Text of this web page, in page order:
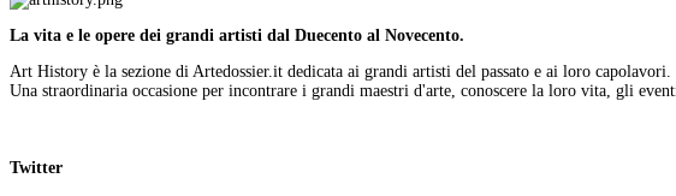
La vita e le opere dei grandi artisti dal Duecento al Novecento.
Art History è la sezione di Artedossier.it dedicata ai grandi artisti del passato e ai loro capolavori.
Una straordinaria occasione per incontrare i grandi maestri d'arte, conoscere la loro vita, gli
Twitter